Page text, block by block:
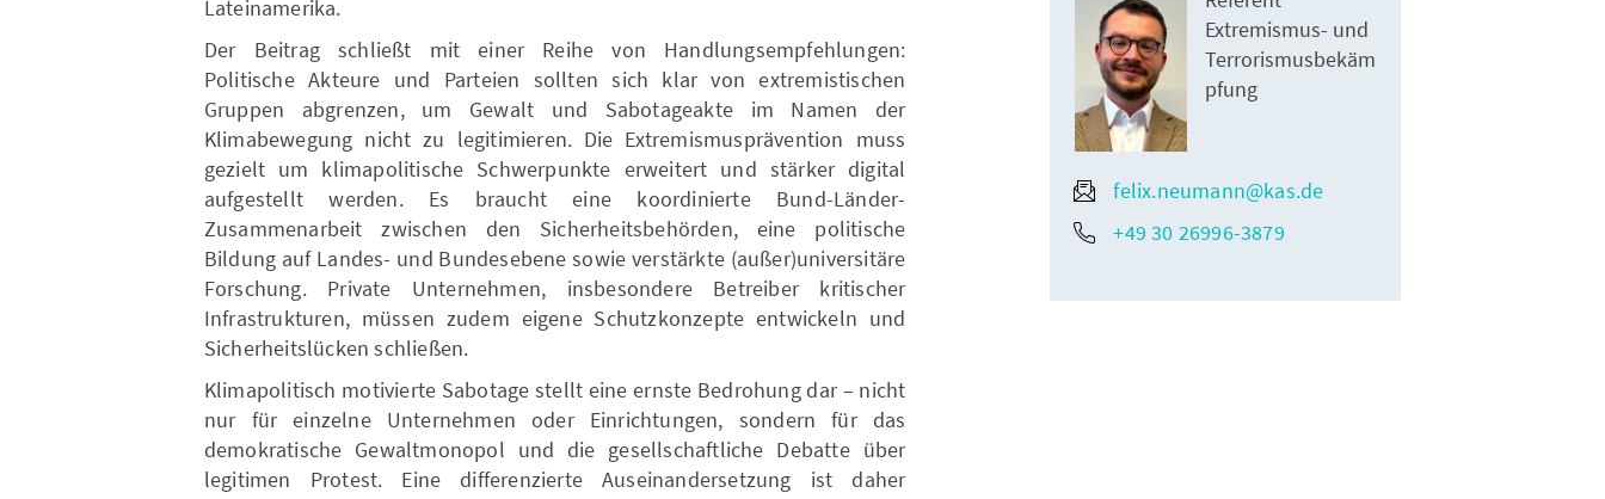
Lateinamerika.
Der Beitrag schließt mit einer Reihe von Handlungsempfehlungen:
Politische Akteure und Parteien sollten sich klar von extremistischen
Gruppen abgrenzen, um Gewalt und Sabotageakte im Namen der
Klimabewegung nicht zu legitimieren. Die Extremismusprävention muss
gezielt um klimapolitische Schwerpunkte erweitert und stärker digital
aufgestellt werden. Es braucht eine koordinierte Bund-Länder-
Zusammenarbeit zwischen den Sicherheitsbehörden, eine politische
Bildung auf Landes- und Bundesebene sowie verstärkte (außer)universitäre
Forschung. Private Unternehmen, insbesondere Betreiber kritischer
Infrastrukturen, müssen zudem eigene Schutzkonzepte entwickeln und
Sicherheitslücken schließen.
Klimapolitisch motivierte Sabotage stellt eine ernste Bedrohung dar – nicht
nur für einzelne Unternehmen oder Einrichtungen, sondern für das
demokratische Gewaltmonopol und die gesellschaftliche Debatte über
legitimen Protest. Eine differenzierte Auseinandersetzung ist daher
Extremismus- und
Terrorismusbekäm
pfung
felix.neumann@kas.de
+49 30 26996-3879